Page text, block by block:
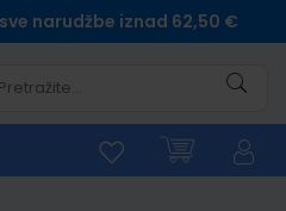
narudžbe iznad 62,50 €